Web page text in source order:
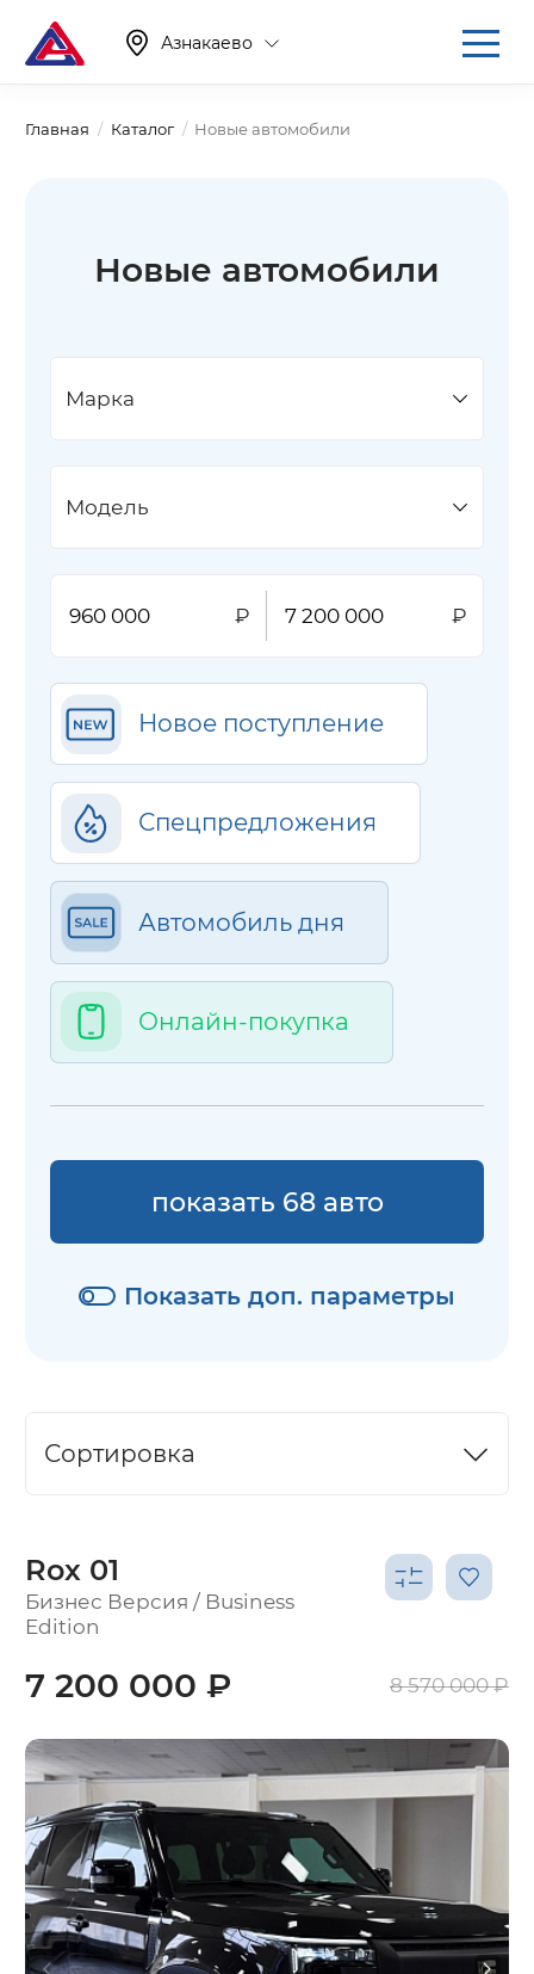
Азнакаево
Главная Каталог Новые автомобили
Новые автомобили
Марка
Модель
Новое поступление
Спецпредложения
Автомобиль дня
Онлайн-покупка
Показать доп. параметры
показать 68 авто
Сортировка
Rox 01
Бизнес Версия / Business
Edition
7 200 000 ₽ 8 570 000 ₽